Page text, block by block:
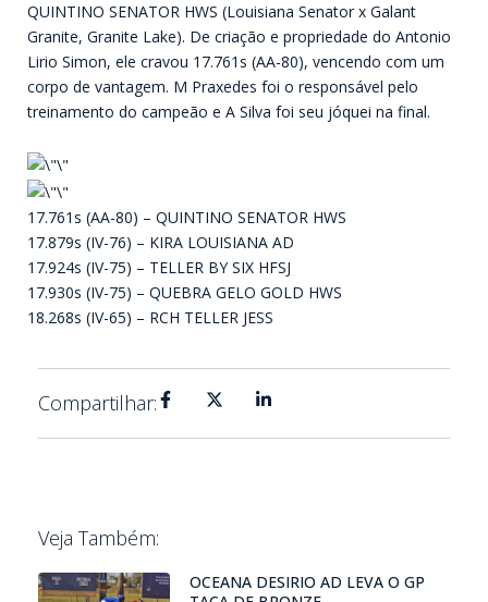
QUINTINO SENATOR HWS (Louisiana Senator x Galant
Granite, Granite Lake). De criação e propriedade do Antonio
Lirio Simon, ele cravou 17.761s (AA-80), vencendo com um
corpo de vantagem. M Praxedes foi o responsável pelo
treinamento do campeão e A Silva foi seu jóquei na final.
17.761s (AA-80) – QUINTINO SENATOR HWS
17.879s (IV-76) – KIRA LOUISIANA AD
17.924s (IV-75) – TELLER BY SIX HFSJ
17.930s (IV-75) – QUEBRA GELO GOLD HWS
18.268s (IV-65) – RCH TELLER JESS
Compartilhar:
Veja Também:
OCEANA DESIRIO AD LEVA O GP